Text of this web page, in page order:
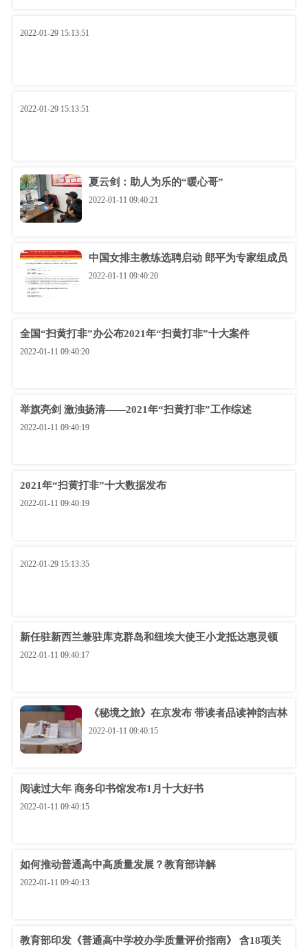
2022-01-29 15:13:51
2022-01-29 15:13:51
夏云剑：助人为乐的“暖心哥”
2022-01-11 09:40:21
中国女排主教练选聘启动 郎平为专家组成员
2022-01-11 09:40:20
全国“扫黄打非”办公布2021年“扫黄打非”十大案件
2022-01-11 09:40:20
举旗亮剑 激浊扬清——2021年“扫黄打非”工作综述
2022-01-11 09:40:19
2021年“扫黄打非”十大数据发布
2022-01-11 09:40:19
2022-01-29 15:13:35
新任驻新西兰兼驻库克群岛和纽埃大使王小龙抵达惠灵顿
2022-01-11 09:40:17
《秘境之旅》在京发布 带读者品读神韵吉林
2022-01-11 09:40:15
阅读过大年 商务印书馆发布1月十大好书
2022-01-11 09:40:15
如何推动普通高中高质量发展？教育部详解
2022-01-11 09:40:13
教育部印发《普通高中学校办学质量评价指南》 含18项关